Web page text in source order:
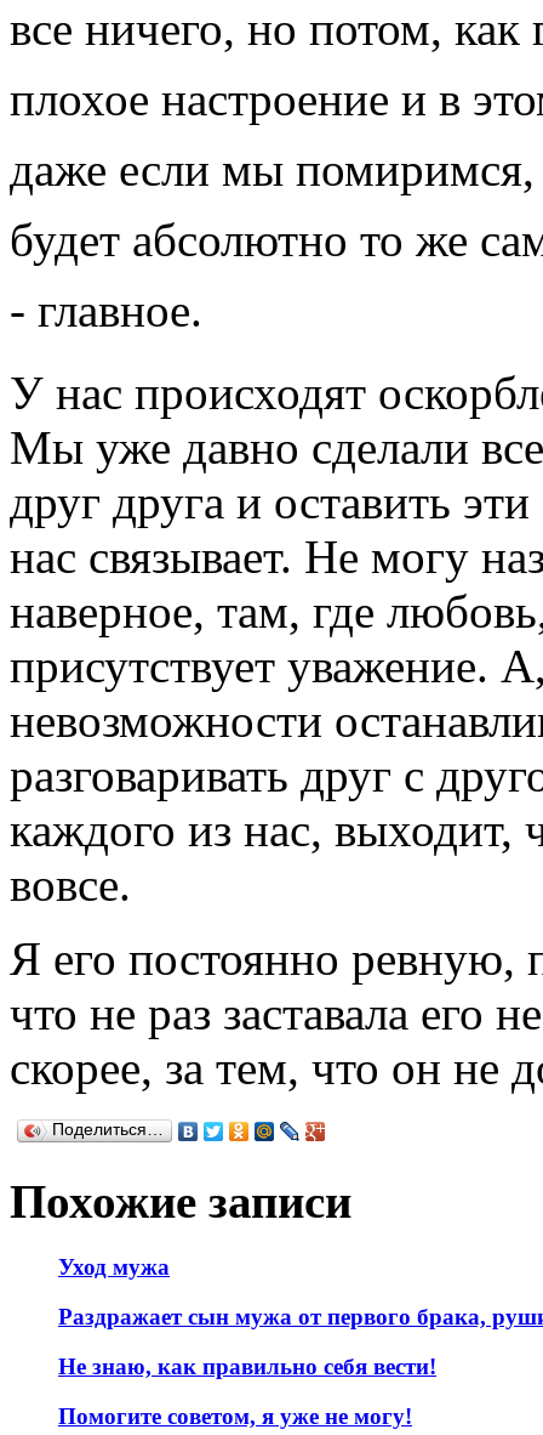
все ничего, но потом,
плохое настроение и в
даже если мы помиримся,
будет абсолютно то же
- главное.
У нас происходят
Мы уже давно сделали
друг друга и оставить
нас связывает. Не могу
наверное, там, где
присутствует уважение.
невозможности
разговаривать друг с
каждого из нас, выходит,
вовсе.
Я его постоянно ревную,
что не раз заставала его
скорее, за тем, что он не
Поделиться…
Похожие записи
Уход мужа
Раздражает сын мужа от первого брака,
Не знаю, как правильно себя вести!
Помогите советом, я уже не могу!